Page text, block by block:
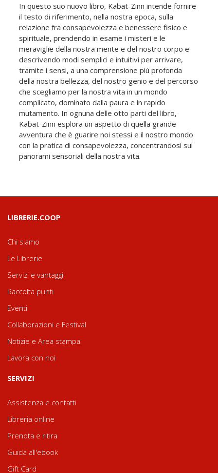
In questo suo nuovo libro, Kabat-Zinn intende fornire
il testo di riferimento, nella nostra epoca, sulla
relazione fra consapevolezza e benessere fisico e
spirituale, prendendo in esame i misteri e le
meraviglie della nostra mente e del nostro corpo e
descrivendo modi semplici e intuitivi per arrivare,
tramite i sensi, a una comprensione più profonda
della nostra bellezza, del nostro genio e del percorso
che scegliamo per la nostra vita in un mondo
complicato, dominato dalla paura e in rapido
mutamento. In ognuna delle otto parti del libro,
Kabat-Zinn esplora un aspetto di quella grande
avventura che è guarire noi stessi e il nostro mondo
con la pratica di consapevolezza, concentrandosi sui
panorami sensoriali della nostra vita.
LIBRERIE.COOP
Chi siamo
Le Librerie
Servizi e vantaggi
Raccolta punti
Eventi
Collaborazioni e Festival
Notizie e Area stampa
Lavora con noi
SERVIZI
Assistenza e contatti
Libreria online
Prenota e ritira
Guida all'ebook
Gift Card